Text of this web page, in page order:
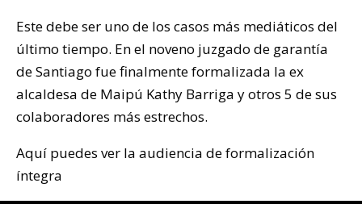
Este debe ser uno de los casos más mediáticos del
último tiempo. En el noveno juzgado de garantía
de Santiago fue finalmente formalizada la ex
alcaldesa de Maipú Kathy Barriga y otros 5 de sus
colaboradores más estrechos.
Aquí puedes ver la audiencia de formalización
íntegra